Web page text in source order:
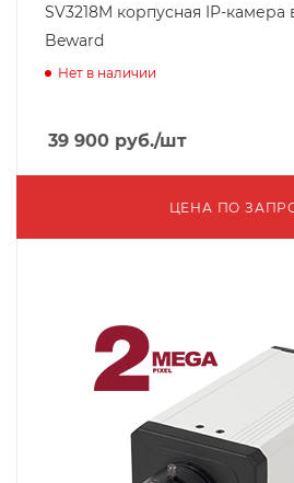
SV3218M корпусная IP-
Beward
Нет в наличии
39 900 руб./шт
ЦЕНА ПО